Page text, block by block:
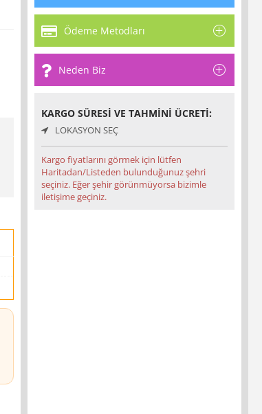
Ödeme Metodları
Neden Biz
KARGO SÜRESI VE TAHMINI ÜCRETI:
LOKASYON SEÇ
Kargo fiyatlarını görmek için lütfen
Haritadan/Listeden bulunduğunuz şehri
seçiniz. Eğer şehir görünmüyorsa bizimle
iletişime geçiniz.